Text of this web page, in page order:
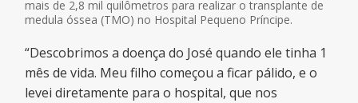
mais de 2,8 mil quilômetros para realizar o transplante de
medula óssea (TMO) no Hospital Pequeno Príncipe.
“Descobrimos a doença do José quando ele tinha 1
mês de vida. Meu filho começou a ficar pálido, e o
levei diretamente para o hospital, que nos